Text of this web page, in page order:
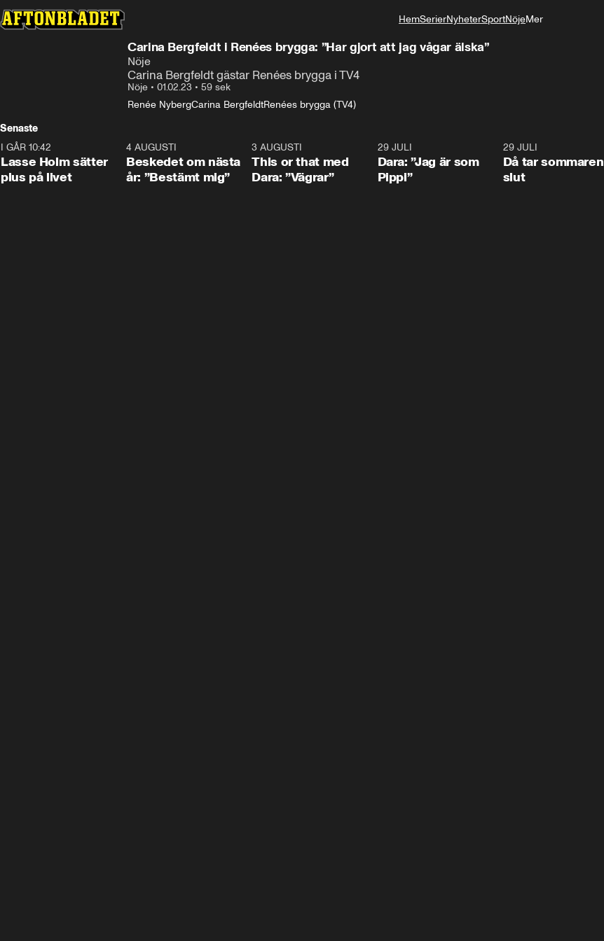
HemSerierNyheterSportNöjeMer
Carina Bergfeldt i Renées brygga: ”Har gjort att jag vågar älska”
Nöje
Carina Bergfeldt gästar Renées brygga i TV4
Nöje • 01.02.23 • 59 sek
Renée NybergCarina BergfeldtRenées brygga (TV4)
Senaste
1:04
I GÅR 10:42
Lasse Holm sätter
plus på livet
0:24
4 AUGUSTI
Beskedet om nästa
år: ”Bestämt mig”
3 AUGUSTI
This or that med
Dara: ”Vägrar”
29 JULI
Dara: ”Jag är som
Pippi”
29 JULI
Då tar sommaren
slut